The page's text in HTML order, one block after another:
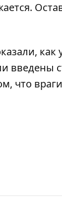
как
введены
что враги